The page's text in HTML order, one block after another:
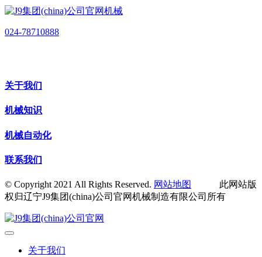
024-78710888
关于我们
机械知识
机械自动化
联系我们
© Copyright 2021 All Rights Reserved. 网站地图
此网站版
权归辽宁J9集团(china)公司官网机械制造有限公司所有
关于我们